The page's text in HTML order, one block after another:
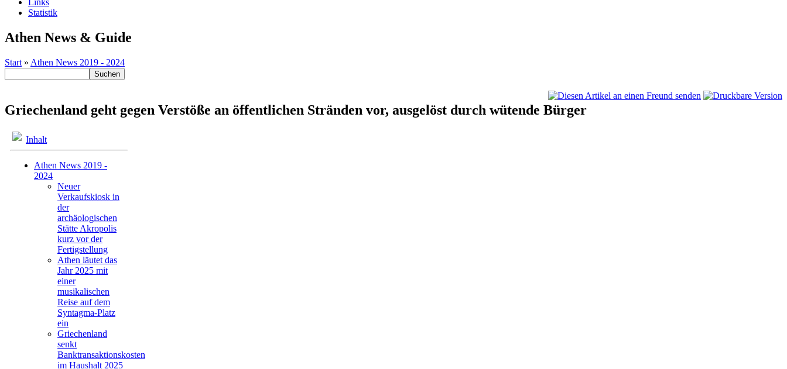
Links
Statistik
Athen News & Guide
Start » Athen News 2019 - 2024
Griechenland geht gegen Verstöße an öffentlichen Stränden vor, ausgelöst durch wütende Bürger
Inhalt
Athen News 2019 -
2024
Neuer
Verkaufskiosk in
der
archäologischen
Stätte Akropolis
kurz vor der
Fertigstellung
Athen läutet das
Jahr 2025 mit
einer
musikalischen
Reise auf dem
Syntagma-Platz
ein
Griechenland
senkt
Banktransaktionskosten
im Haushalt 2025